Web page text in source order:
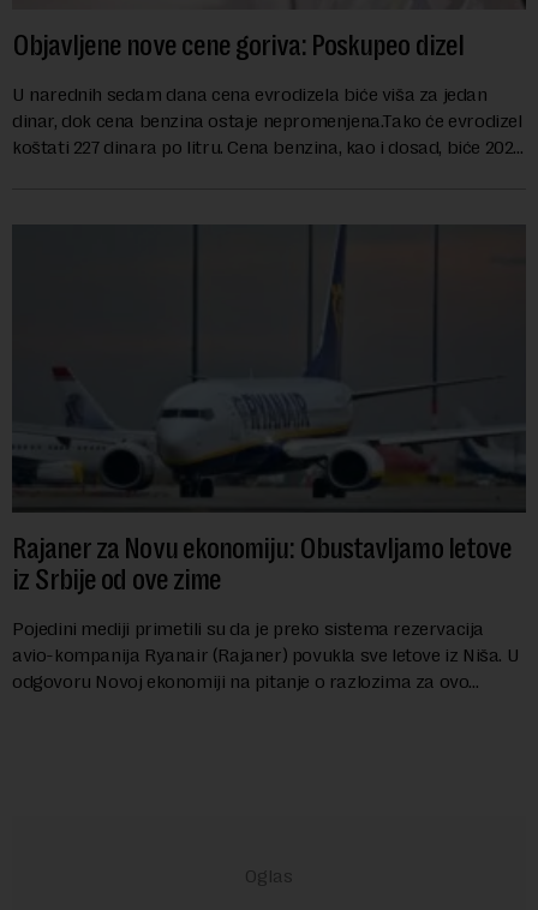
Objavljene nove cene goriva: Poskupeo dizel
U narednih sedam dana cena evrodizela biće viša za jedan
dinar, dok cena benzina ostaje nepromenjena.Tako će evrodizel
koštati 227 dinara po litru. Cena benzina, kao i dosad, biće 202
Rajaner za Novu ekonomiju: Obustavljamo letove
iz Srbije od ove zime
Pojedini mediji primetili su da je preko sistema rezervacija
avio-kompanija Ryanair (Rajaner) povukla sve letove iz Niša. U
odgovoru Novoj ekonomiji na pitanje o razlozima za ovo